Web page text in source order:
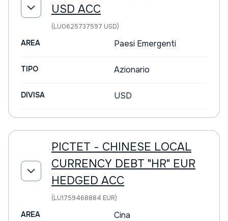
USD ACC
(LU0625737597 USD)
AREA Paesi Emergenti
TIPO Azionario
DIVISA USD
PICTET - CHINESE LOCAL
CURRENCY DEBT "HR" EUR
HEDGED ACC
(LU1759468884 EUR)
AREA Cina